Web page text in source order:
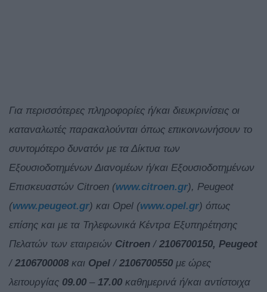
Για περισσότερες πληροφορίες ή/και διευκρινίσεις οι
καταναλωτές παρακαλούνται όπως επικοινωνήσουν το
συντομότερο δυνατόν με τα Δίκτυα των
Εξουσιοδοτημένων Διανομέων ή/και Εξουσιοδοτημένων
Επισκευαστών Citroen (www.citroen.gr), Peugeot
(www.peugeot.gr) και Opel (www.opel.gr) όπως
επίσης και με τα Τηλεφωνικά Κέντρα Εξυπηρέτησης
Πελατών των εταιρειών Citroen / 2106700150, Peugeot
/ 2106700008 και Opel / 2106700550 με ώρες
λειτουργίας 09.00 – 17.00 καθημερινά ή/και αντίστοιχα